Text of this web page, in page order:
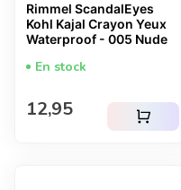
Rimmel ScandalEyes
Kohl Kajal Crayon Yeux
Waterproof - 005 Nude
En stock
Prix normal
12,95 shopping_cart